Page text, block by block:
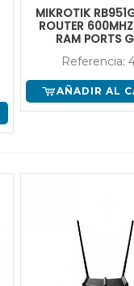
MIKROTIK
ROUTER
RAM PORTS
Referencia:
AÑADIR AL